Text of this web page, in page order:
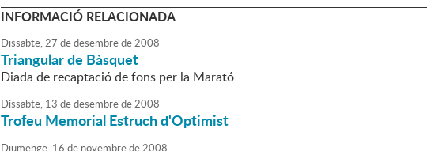
INFORMACIÓ RELACIONADA
Dissabte,27 dedesembrede2008
Triangular de Bàsquet
Diada de recaptació de fons per la Marató
Dissabte, 13 dedesembrede2008
Trofeu Memorial Estruch d'Optimist
Diumenge, 16 de novembrede 2008